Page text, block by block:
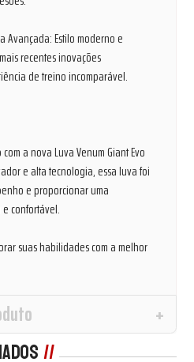
Estilo moderno e
recentes inovações
de treino incomparável.
a nova Luva Venum Giant Evo
e alta tecnologia, essa luva foi
e proporcionar uma
confortável.
suas habilidades com a melhor